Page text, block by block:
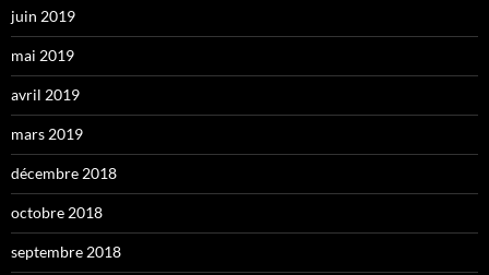
juin 2019
mai 2019
avril 2019
mars 2019
décembre 2018
octobre 2018
septembre 2018